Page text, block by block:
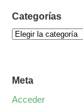
Categorías
Meta
Acceder